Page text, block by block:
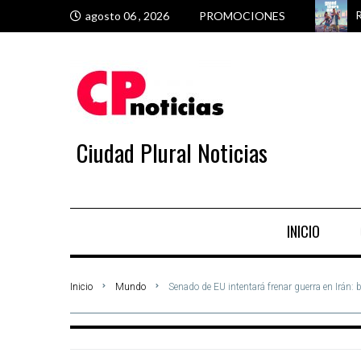
agosto 06 , 2026 PROMOCIONES
Ciudad Plural Noticias
INICIO
Inicio Mundo Senado de EU intentará frenar guerra en